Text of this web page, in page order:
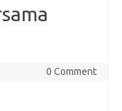
0 Comment